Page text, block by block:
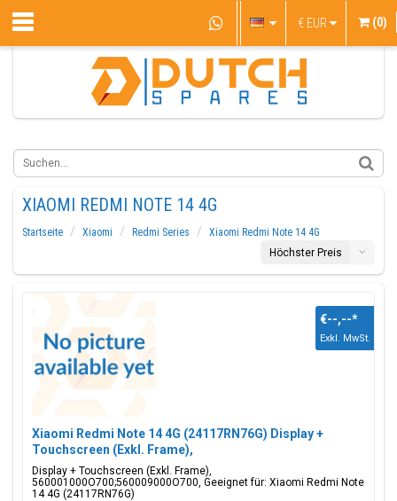
€ EUR (0)
XIAOMI REDMI NOTE 14 4G
Startseite Xiaomi Redmi Series
Xiaomi Redmi Note 14 4G
Höchster Preis
Xiaomi Redmi Note 14 4G (24117RN76G) Display +
Touchscreen (Exkl. Frame),
560001000O700;560009000O700
Display + Touchscreen (Exkl. Frame),
560001000O700;560009000O700, Geeignet für: Xiaomi Redmi Note
14 4G (24117RN76G)
€--,--*
Exkl. MwSt.